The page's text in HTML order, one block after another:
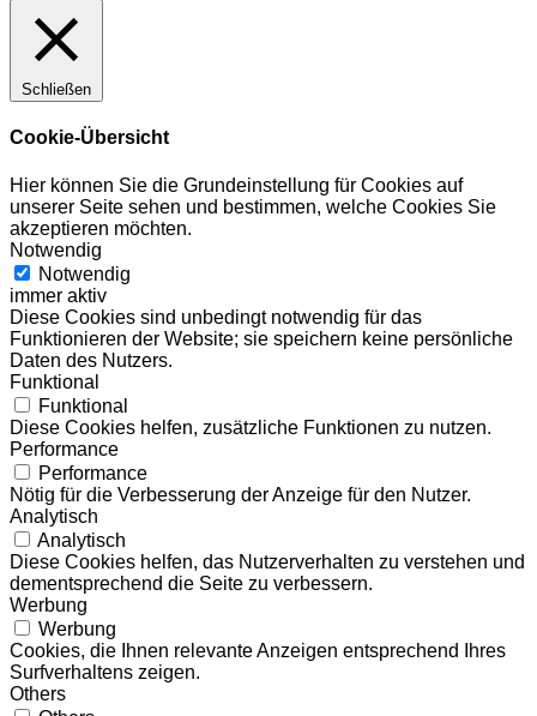
Schließen
Cookie-Übersicht
Hier können Sie die Grundeinstellung für Cookies auf
unserer Seite sehen und bestimmen, welche Cookies Sie
akzeptieren möchten.
Notwendig
Notwendig
immer aktiv
Diese Cookies sind unbedingt notwendig für das
Funktionieren der Website; sie speichern keine persönliche
Daten des Nutzers.
Funktional
Funktional
Diese Cookies helfen, zusätzliche Funktionen zu nutzen.
Performance
Performance
Nötig für die Verbesserung der Anzeige für den Nutzer.
Analytisch
Analytisch
Diese Cookies helfen, das Nutzerverhalten zu verstehen und
dementsprechend die Seite zu verbessern.
Werbung
Werbung
Cookies, die Ihnen relevante Anzeigen entsprechend Ihres
Surfverhaltens zeigen.
Others